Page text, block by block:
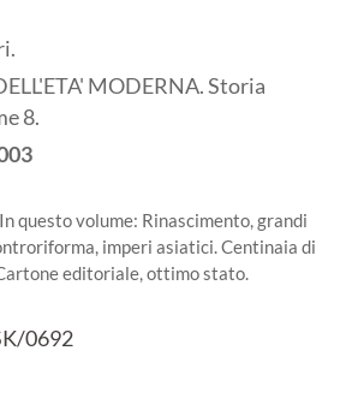
MODERNA. Storia
8.
questo volume: Rinascimento, grandi
imperi asiatici. Centinaia di
editoriale, ottimo stato.
0692